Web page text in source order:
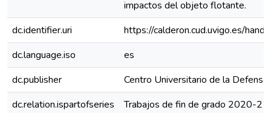
impactos del objeto flotante.
dc.identifier.uri
https://calderon.cud.uvigo.es/
dc.language.iso
es
dc.publisher
Centro Universitario de la Defensa
dc.relation.ispartofseries
Trabajos de fin de grado 2020-